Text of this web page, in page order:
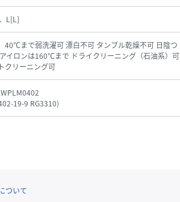
L[L]
40℃まで弱洗濯可 漂白不可 タンブル乾燥不可 日陰つ
イロンは160℃まで ドライクリーニング（石油系）可
クリーニング可
19-9 RG3310)
ついて